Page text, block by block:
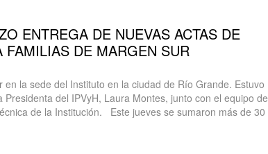
ENTREGA DE NUEVAS ACTAS DE
FAMILIAS DE MARGEN SUR
en la sede del Instituto en la ciudad de Río Grande. Estuvo
Presidenta del IPVyH, Laura Montes, junto con el equipo de
de la Institución. Este jueves se sumaron más de 30